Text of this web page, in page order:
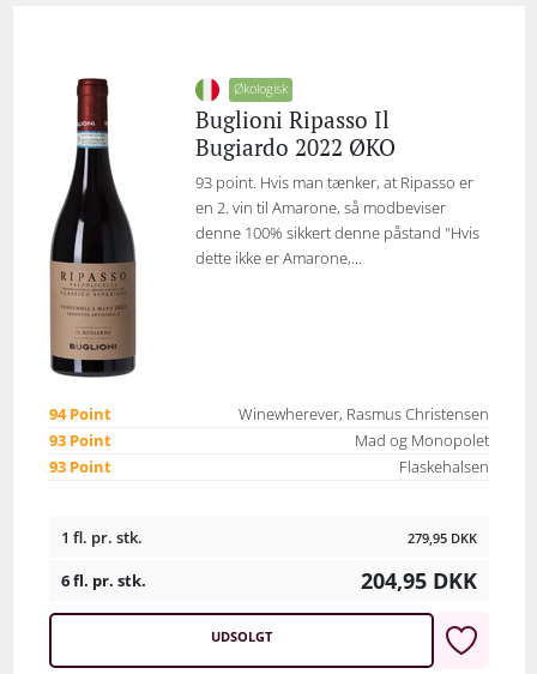
Økologisk
Buglioni Ripasso Il
Bugiardo 2022 ØKO
93 point. Hvis man tænker, at Ripasso er
en 2. vin til Amarone, så modbeviser
denne 100% sikkert denne påstand "Hvis
dette ikke er Amarone,...
94 Point
Winewherever, Rasmus Christensen
93 Point
Mad og Monopolet
93 Point
Flaskehalsen
1 fl. pr. stk. 279,95 DKK
6 fl. pr. stk. 204,95 DKK
UDSOLGT